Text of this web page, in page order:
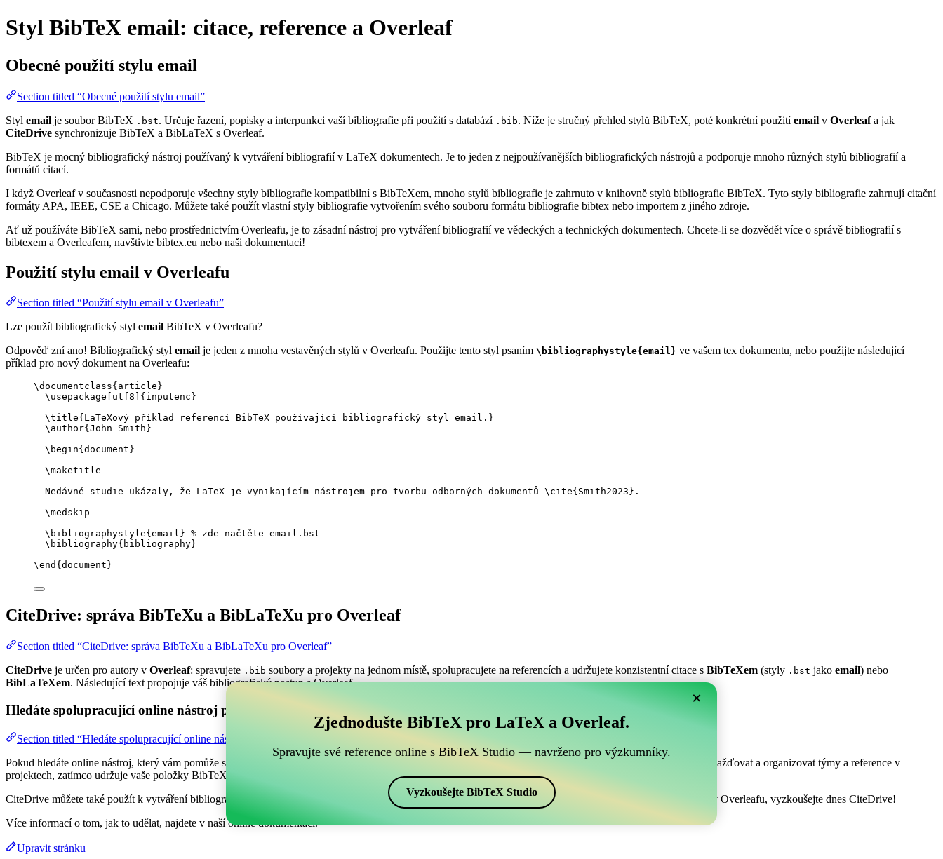
Styl BibTeX email: citace, reference a Overleaf
Obecné použití stylu email
Section titled “Obecné použití stylu email”
Styl email je soubor BibTeX .bst. Určuje řazení, popisky a interpunkci vaší bibliografie při použití s databází .bib. Níže je stručný přehled stylů BibTeX, poté konkrétní použitíemail v Overleafa jak
CiteDrive synchronizuje BibTeX a BibLaTeX s Overleaf.
BibTeX je mocný bibliografický nástroj používaný k vytváření bibliografií v LaTeX dokumentech. Je to jeden z nejpoužívanějších bibliografických nástrojů a podporuje mnoho různých stylů bibliografií a
formátů citací.
I když Overleaf v současnosti nepodporuje všechny styly bibliografie kompatibilní s BibTeXem, mnoho stylů bibliografie je zahrnuto v knihovně stylů bibliografie BibTeX. Tyto styly bibliografie zahrnují citační
formáty APA, IEEE, CSE a Chicago. Můžete také použít vlastní styly bibliografie vytvořením svého souboru formátu bibliografie bibtex nebo importem z jiného zdroje.
Ať už používáte BibTeX sami, nebo prostřednictvím Overleafu, je to zásadní nástroj pro vytváření bibliografií ve vědeckých a technických dokumentech. Chcete-li se dozvědět více o správě bibliografií s
bibtexem a Overleafem, navštivte bibtex.eu nebo naši dokumentaci!
Použití stylu email v Overleafu
Section titled “Použití stylu email v Overleafu”
Lze použít bibliografický styl email BibTeX v Overleafu?
Odpověď zní ano! Bibliografický styl email je jeden z mnoha vestavěných stylů v Overleafu. Použijte tento styl psaním \bibliographystyle{email} ve vašem tex dokumentu, nebo použijte následující
příklad pro nový dokument na Overleafu:
\documentclass{ article }
\usepackage
utf8 ]{ inputenc }
\title{LaTeXový příklad referencí BibTeX používající bibliografický styl email.}
\author{John Smith}
\begin{ document }
\maketitle
Nedávné studie ukázaly, že LaTeX je vynikajícím nástrojem pro tvorbu odborných dokumentů \cite{ Smith2023 }.
\medskip
\bibliographystyle{email} % zde načtěte email.bst
\bibliography{bibliography}
\end { document }
CiteDrive: správa BibTeXu a BibLaTeXu pro Overleaf
Section titled “CiteDrive: správa BibTeXu a BibLaTeXu pro Overleaf”
CiteDrive je určen pro autory v Overleaf: spravujete .bib soubory a projekty na jednom místě, spolupracujete na referencích a udržujete konzistentní citace s BibTeXem (styly .bst jako email) nebo
BibLaTeXem. Následující text propojuje váš bibliografický postup s Overleaf.
Hledáte spolupracující online nástroj pro správu vašich BibTeX referencí, který je kompatibilní s Overleafem?
Section titled “Hledáte spolupracující online nástroj pro správu vašich BibTeX referencí, který je kompatibilní s Overleafem?”
Pokud hledáte online nástroj, který vám pomůže spravovat vaše reference, citace a bibliografii v Overleafu, CiteDrive může být dokonalý! Umožňuje vám shromažďovat a organizovat týmy a reference v
projektech, zatímco udržuje vaše položky BibTeX aktuální ve vašem projektu Overleafu.
CiteDrive můžete také použít k vytváření bibliografií a citací v různých stylech, včetně email. Pokud tedy hledáte snadný způsob, jak spravovat vaši bibliografii v Overleafu, vyzkoušejte dnes CiteDrive!
Více informací o tom, jak to udělat, najdete v naší online dokumentaci.
Upravit stránku
×
Zjednodušte BibTeX pro LaTeX a Overleaf.
Spravujte své reference online s BibTeX Studio — navrženo pro výzkumníky.
Vyzkoušejte BibTeX Studio